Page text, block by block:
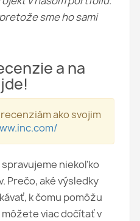
sme ho sami
a na
ako svojim
niekoľko
Prečo, aké výsledky
k čomu pomôžu
viac dočítať v